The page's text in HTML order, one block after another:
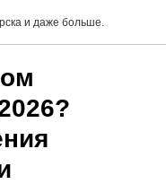
и даже больше.